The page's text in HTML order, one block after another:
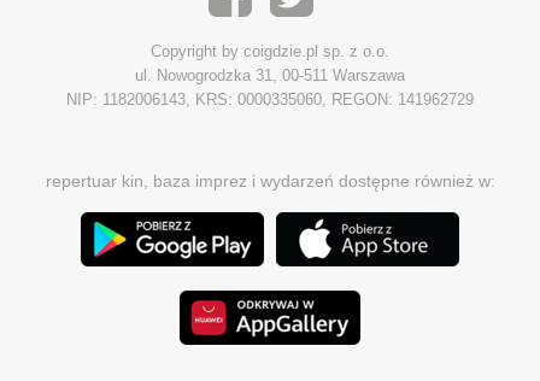
Copyright by coigdzie.pl sp. z o.o.
ul. Nowogrodzka 31, 00-511 Warszawa
NIP: 1182006143, KRS: 0000335060, REGON: 141962729
repertuar kin, baza imprez i wydarzeń dostępne również w: